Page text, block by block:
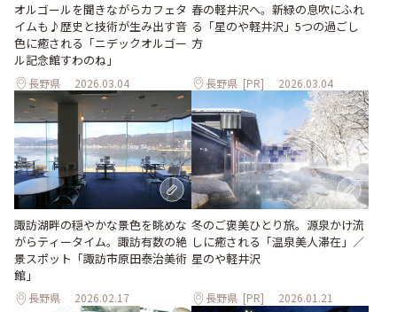
オルゴールを聞きながらカフェタ
イムも♪歴史と技術が生み出す音
色に癒される「ニデックオルゴー
ル記念館すわのね」
長野県 2026.03.04
春の軽井沢へ。新緑の息吹にふれ
る「星のや軽井沢」5つの過ごし
方
長野県 [PR] 2026.03.04
諏訪湖畔の穏やかな景色を眺めな
がらティータイム。諏訪有数の絶
景スポット「諏訪市原田泰治美術
館」
長野県 2026.02.17
冬のご褒美ひとり旅。源泉かけ流
しに癒される「温泉美人滞在」／
星のや軽井沢
長野県 [PR] 2026.01.21